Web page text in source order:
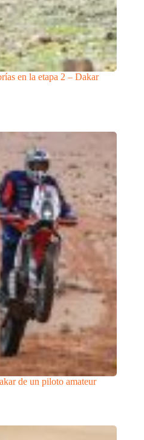
en la etapa 2 – Dakar
de un piloto amateur